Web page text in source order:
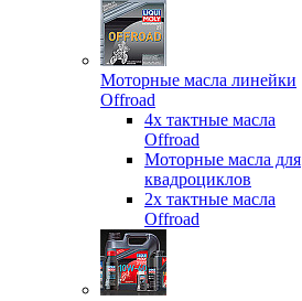
Моторные масла линейки
Offroad
4х тактные масла
Offroad
Моторные масла для
квадроциклов
2х тактные масла
Offroad